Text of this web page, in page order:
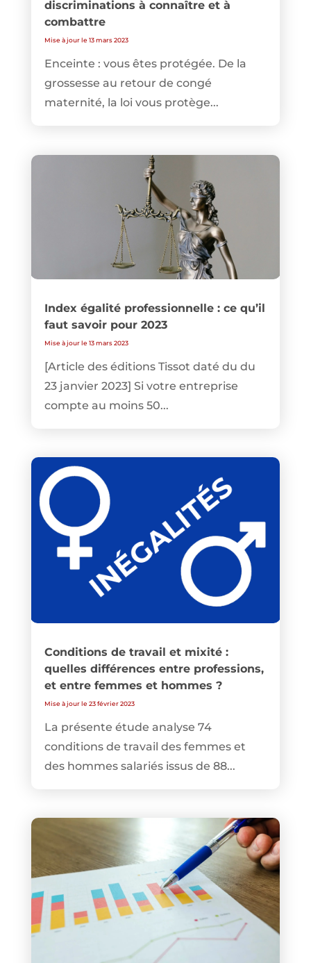
discriminations à connaître et à
combattre
Mise à jour le 13 mars 2023
Enceinte : vous êtes protégée. De la
grossesse au retour de congé
maternité, la loi vous protège...
Index égalité professionnelle : ce qu’il
faut savoir pour 2023
Mise à jour le 13 mars 2023
[Article des éditions Tissot daté du du
23 janvier 2023] Si votre entreprise
compte au moins 50...
Conditions de travail et mixité :
quelles différences entre professions,
et entre femmes et hommes ?
Mise à jour le 23 février 2023
La présente étude analyse 74
conditions de travail des femmes et
des hommes salariés issus de 88...